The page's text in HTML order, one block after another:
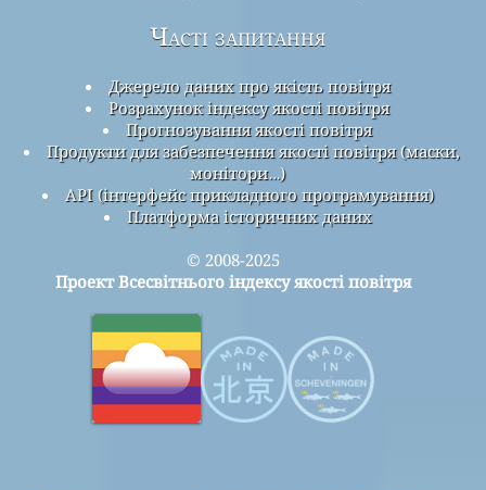
Часті запитання
Джерело даних про якість повітря
Розрахунок індексу якості повітря
Прогнозування якості повітря
Продукти для забезпечення якості повітря (маски,
монітори…)
API (інтерфейс прикладного програмування)
Платформа історичних даних
© 2008-2025
Проект Всесвітнього індексу якості повітря